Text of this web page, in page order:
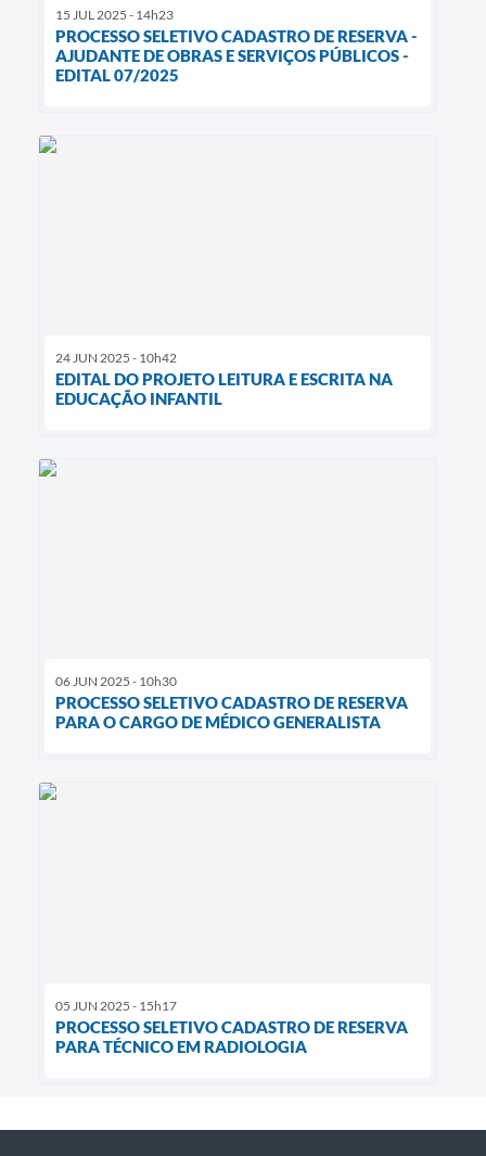
15 JUL 2025 - 14h23
PROCESSO SELETIVO CADASTRO DE RESERVA -
AJUDANTE DE OBRAS E SERVIÇOS PÚBLICOS -
EDITAL 07/2025
24 JUN 2025 - 10h42
EDITAL DO PROJETO LEITURA E ESCRITA NA
EDUCAÇÃO INFANTIL
06 JUN 2025 - 10h30
PROCESSO SELETIVO CADASTRO DE RESERVA
PARA O CARGO DE MÉDICO GENERALISTA
05 JUN 2025 - 15h17
PROCESSO SELETIVO CADASTRO DE RESERVA
PARA TÉCNICO EM RADIOLOGIA